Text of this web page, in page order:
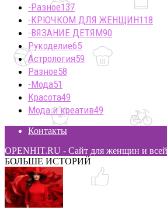
-Разное137
-КРЮЧКОМ ДЛЯ ЖЕНЩИН118
-ВЯЗАНИЕ ДЕТЯМ90
Рукоделие65
Астрология59
Разное58
-Мода51
Красота49
Мода и креатив49
Контакты
OPENHIT.RU - Сайт для женщин и
БОЛЬШЕ ИСТОРИЙ